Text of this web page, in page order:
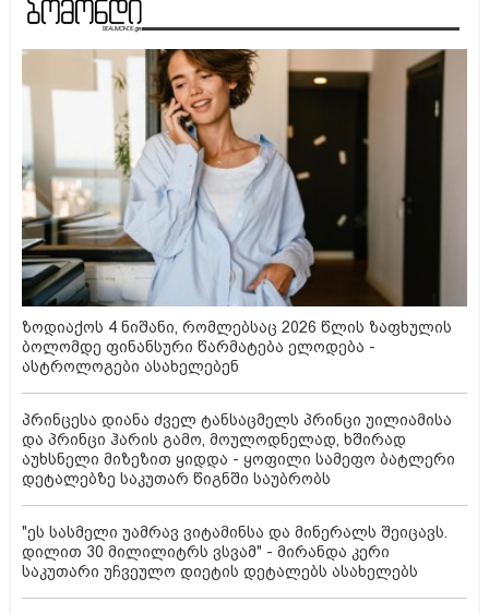
ზოდიაქოს 4 ნიშანი, რომლებსაც 2026 წლის ზაფხულის
ბოლომდე ფინანსური წარმატება ელოდება -
ასტროლოგები ასახელებენ
პრინცესა დიანა ძველ ტანსაცმელს პრინცი უილიამისა
და პრინცი ჰარის გამო, მოულოდნელად, ხშირად
აუხსნელი მიზეზით ყიდდა - ყოფილი სამეფო ბატლერი
დეტალებზე საკუთარ წიგნში საუბრობს
"ეს სასმელი უამრავ ვიტამინსა და მინერალს შეიცავს.
დილით 30 მილილიტრს ვსვამ" - მირანდა კერი
საკუთარი უჩვეულო დიეტის დეტალებს ასახელებს